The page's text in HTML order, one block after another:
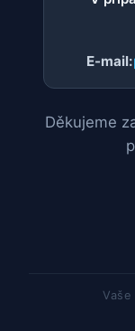
E-mail:
Děkujeme